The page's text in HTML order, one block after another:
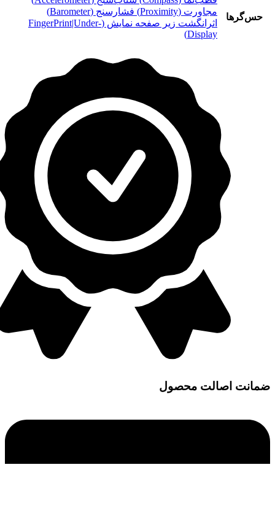
حس‌گرها
مجاورت (Proximity) فشارسنج (Barometer)
اثرانگشت زیر صفحه نمایش (FingerPrint|Under-
Display)
ضمانت اصالت محصول